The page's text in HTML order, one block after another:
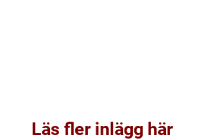
Läs fler inlägg här